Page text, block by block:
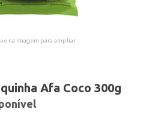
na imagem para ampliar.
Afa Coco 300g